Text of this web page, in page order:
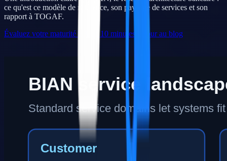
ce qu'est ce modèle de référence, son paysage de services et son
rapport à TOGAF.
Évaluez votre maturité EA en 10 minutes
Retour au blog